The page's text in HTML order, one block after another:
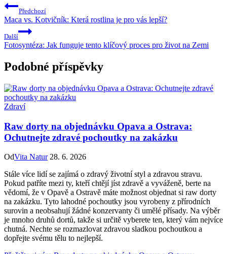
Předchozí
Maca vs. Kotvičník: Která rostlina je pro vás lepší?
Další
Fotosyntéza: Jak funguje tento klíčový proces pro život na Zemi
Podobné příspěvky
Zdraví
Raw dorty na objednávku Opava a Ostrava:
Ochutnejte zdravé pochoutky na zakázku
OdVita Natur 28. 6. 2026
Stále více lidí se zajímá o zdravý životní styl a zdravou stravu.
Pokud patříte mezi ty, kteří chtějí jíst zdravě a vyváženě, berte na
vědomí, že v Opavě a Ostravě máte možnost objednat si raw dorty
na zakázku. Tyto lahodné pochoutky jsou vyrobeny z přírodních
surovin a neobsahují žádné konzervanty či umělé přísady. Na výběr
je mnoho druhů dortů, takže si určitě vyberete ten, který vám nejvíce
chutná. Nechte se rozmazlovat zdravou sladkou pochoutkou a
dopřejte svému tělu to nejlepší.